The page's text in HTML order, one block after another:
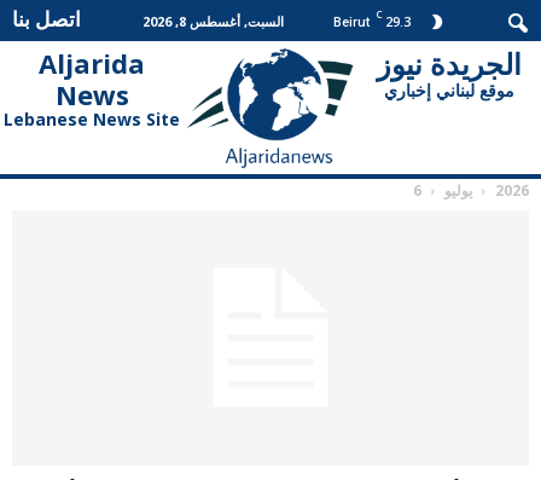
29.3
C
Beirut السبت, أغسطس 8, 2026 اتصل بنا
Aljarida
News
Lebanese News Site
الجريدة
نيوز
الجريدة نيوز
موقع لبناني إخباري
2026 يوليو 6